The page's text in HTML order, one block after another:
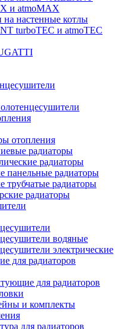
и atmoMAX
на настенные котлы
turboTEC и atmoTEC
отопления
радиаторы
радиаторы
панельные радиаторы
трубчатые радиаторы
радиаторы
водяные
электрические
для радиаторов
для радиаторов
и комплекты
для радиаторов